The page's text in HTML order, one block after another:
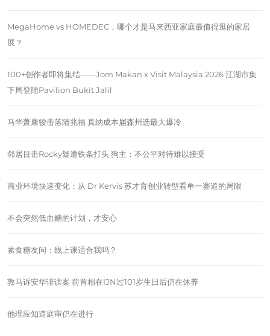
MegaHome vs HOMEDEC，哪个才是马来西亚家庭最值得逛的家居
展？
100+创作者即将集结——Jom Makan x Visit Malaysia 2026 江湖市集
下周登陆Pavilion Bukit Jalil
马华萧康骏击落陆兆福 真纳成本届森州选最大爆冷
邻居目击Rocky疑遭铁条打头 狗主：不公平对待难以接受
商业环境快速变化：从 Dr Kervis 苏才育创业转型看单一赛道的局限
不会突然低血糖的计划，才安心
素食糖友问：线上课适合我吗？
敦马诉安华诽谤案 前首相在IJN过101岁生日后仍在休养
他理应知道庭审仍在进行